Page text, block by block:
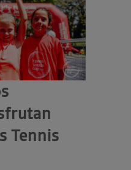
Tennis